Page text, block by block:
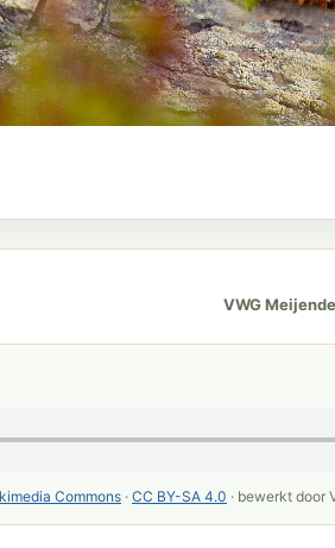
VWG
Commons · CC BY-SA 4.0 · bewerkt door